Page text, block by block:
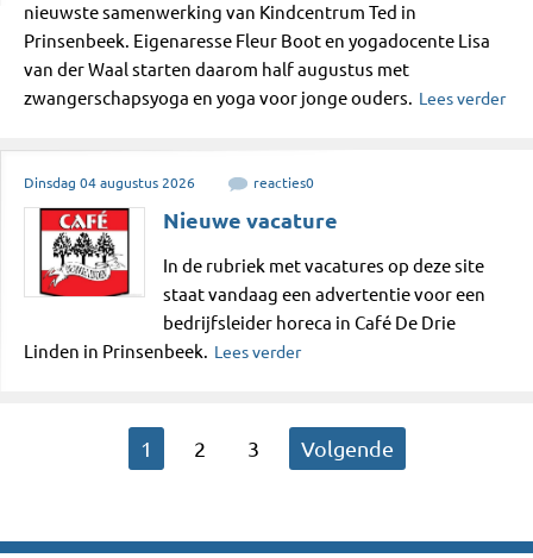
nieuwste samenwerking van Kindcentrum Ted in
Prinsenbeek. Eigenaresse Fleur Boot en yogadocente Lisa
van der Waal starten daarom half augustus met
zwangerschapsyoga en yoga voor jonge ouders. Lees verder
Dinsdag 04 augustus 2026 reacties0
Nieuwe vacature
In de rubriek met vacatures op deze site
staat vandaag een advertentie voor een
bedrijfsleider horeca in Café De Drie
Linden in Prinsenbeek. Lees verder
1 2 3 Volgende